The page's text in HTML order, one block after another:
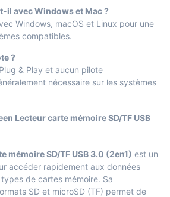
il avec Windows et Mac ?
Windows, macOS et Linux pour une
compatibles.
?
& Play et aucun pilote
nécessaire sur les systèmes
Lecteur carte mémoire SD/TF USB
mémoire SD/TF USB 3.0 (2en1) est un
accéder rapidement aux données
de cartes mémoire. Sa
SD et microSD (TF) permet de